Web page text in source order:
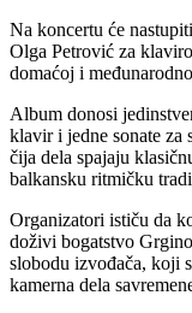
Na koncertu će
Olga Petrović za
domaćoj i
Album donosi
klavir i jedne sonate
čija dela spajaju
balkansku ritmičku
Organizatori ističu da
doživi bogatstvo
slobodu izvođača, koji
kamerna dela